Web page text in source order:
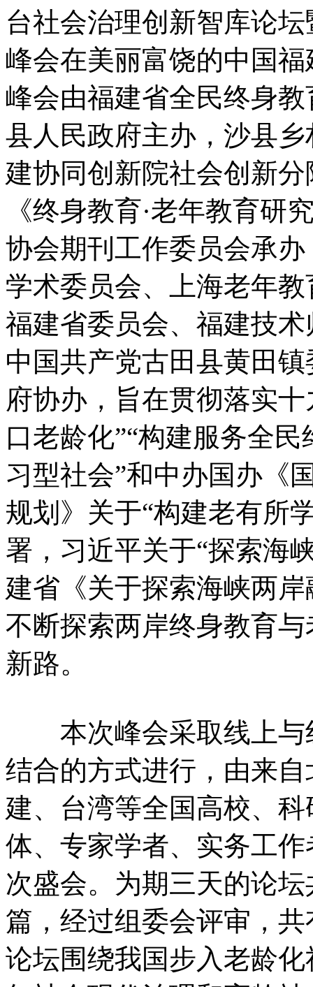
台社会治理创新智库论
峰会在美丽富饶的中国
峰会由福建省全民终身
县人民政府主办，沙县
建协同创新院社会创新
《终身教育·老年教育研
协会期刊工作委员会承
学术委员会、上海老年
福建省委员会、福建技
中国共产党古田县黄田
府协办，旨在贯彻落实
口老龄化”“构建服务全
习型社会”和中办国办《
规划》关于“构建老有所
署，习近平关于“探索海
建省《关于探索海峡两
不断探索两岸终身教育
新路。
本次峰会采取线上与
结合的方式进行，由来
建、台湾等全国高校、
体、专家学者、实务工
次盛会。为期三天的论
篇，经过组委会评审，
论坛围绕我国步入老龄